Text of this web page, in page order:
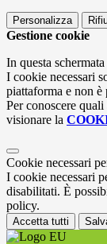
Personalizza
Gestione cookie
In questa
I cookie necessari
piattaforma e non
Per conoscere
visionare la
Cookie necessari
I cookie necessari
disabilitati. È
policy.
Accetta tutti